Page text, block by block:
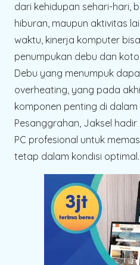
dari kehidupan sehari-hari,
hiburan, maupun aktivitas
waktu, kinerja komputer
penumpukan debu dan
Debu yang menumpuk
overheating, yang pada
komponen penting di dalam
Pesanggrahan, Jaksel
PC profesional untuk
tetap dalam kondisi optimal.